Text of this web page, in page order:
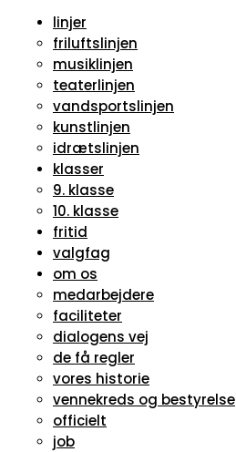
linjer
friluftslinjen
musiklinjen
teaterlinjen
vandsportslinjen
kunstlinjen
idrætslinjen
klasser
9. klasse
10. klasse
fritid
valgfag
om os
medarbejdere
faciliteter
dialogens vej
de få regler
vores historie
vennekreds og bestyrelse
officielt
job